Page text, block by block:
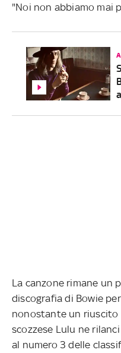
"Noi non abbiamo mai
La canzone rimane un
discografia di Bowie
nonostante un
scozzese Lulu ne
al numero 3 delle